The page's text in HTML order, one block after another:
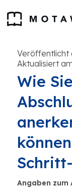
Veröffentlicht
Aktualisiert
Wie
Angaben zum